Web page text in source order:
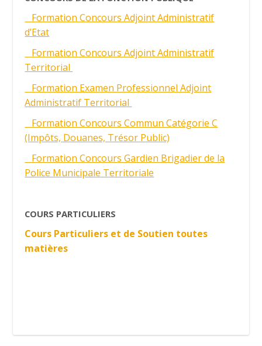
Formation Concours Adjoint Administratif
d’Etat
Formation Concours Adjoint Administratif
Territorial
Formation Examen Professionnel Adjoint
Administratif Territorial
Formation Concours Commun Catégorie C
(Impôts, Douanes, Trésor Public)
Formation Concours Gardien Brigadier de la
Police Municipale Territoriale
COURS PARTICULIERS
Cours Particuliers et de Soutien toutes
matières